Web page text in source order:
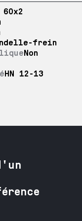
60x2
frein
Non
HN 12-13